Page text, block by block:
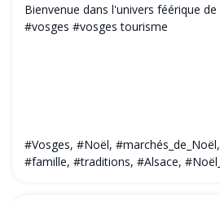
Bienvenue dans l'univers féérique
#vosges #vosges tourisme
#Vosges, #Noël,
#famille, #traditions, #Alsace,